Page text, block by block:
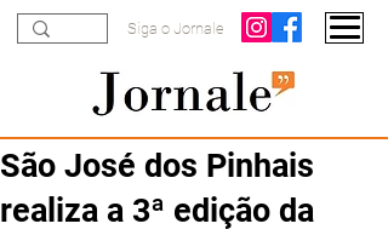
Siga o Jornale
São José dos Pinhais
realiza a 3ª edição da